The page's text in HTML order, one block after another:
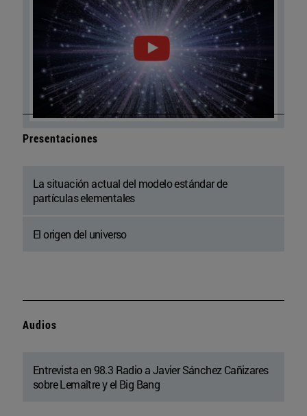
Presentaciones
La situación actual del modelo estándar de
partículas elementales
El origen del universo
Audios
Entrevista en 98.3 Radio a Javier Sánchez Cañizares
sobre Lemaître y el Big Bang